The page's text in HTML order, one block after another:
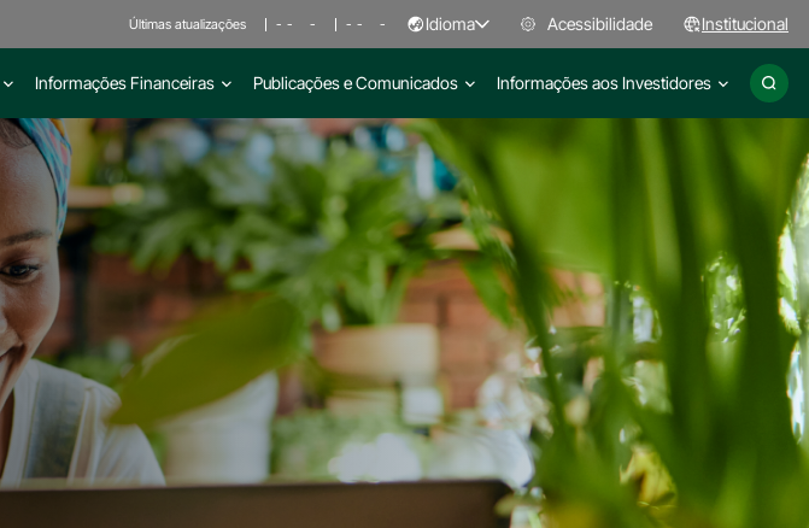
Últimas atualizações - - - - - - Idioma Acessibilidade Institucional
Informações Financeiras Publicações e Comunicados Informações aos Investidores